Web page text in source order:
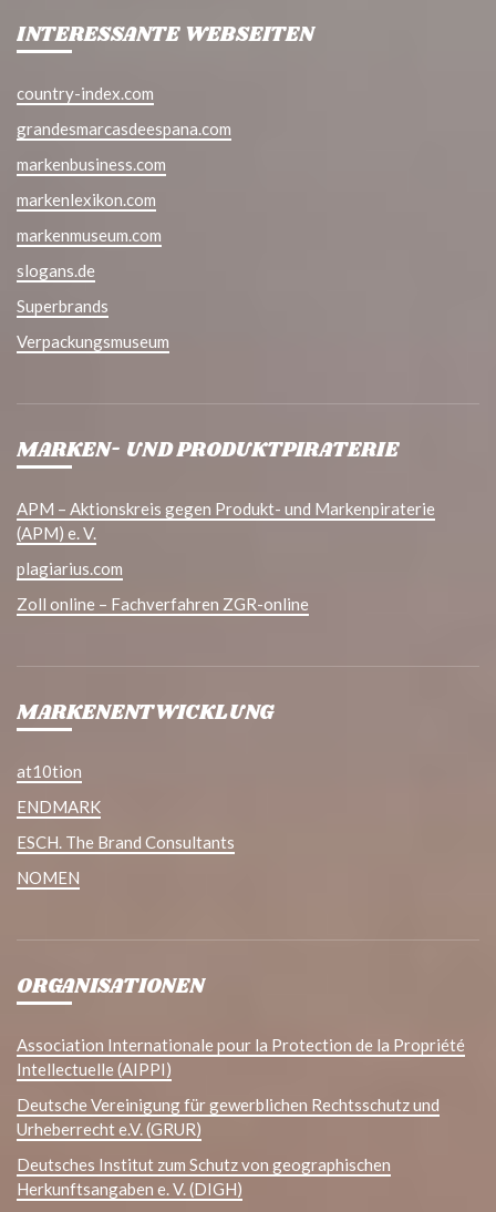
INTERESSANTE WEBSEITEN
country-index.com
grandesmarcasdeespana.com
markenbusiness.com
markenlexikon.com
markenmuseum.com
slogans.de
Superbrands
Verpackungsmuseum
MARKEN- UND PRODUKTPIRATERIE
APM – Aktionskreis gegen Produkt- und Markenpiraterie
(APM) e. V.
plagiarius.com
Zoll online – Fachverfahren ZGR-online
MARKENENTWICKLUNG
at10tion
ENDMARK
ESCH. The Brand Consultants
NOMEN
ORGANISATIONEN
Association Internationale pour la Protection de la Propriété
Intellectuelle (AIPPI)
Deutsche Vereinigung für gewerblichen Rechtsschutz und
Urheberrecht e.V. (GRUR)
Deutsches Institut zum Schutz von geographischen
Herkunftsangaben e. V. (DIGH)